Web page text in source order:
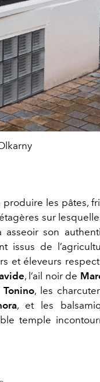
les pâtes,
sur
son
issus de
et éleveurs
, l’ail noir de
Tonino, les
, et les
temple